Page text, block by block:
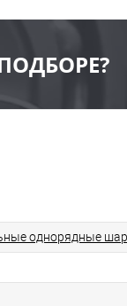
однорядные